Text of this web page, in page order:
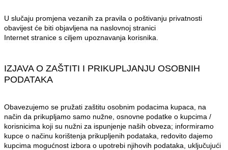
U slučaju promjena vezanih za pravila o poštivanju privatnosti
obavijest će biti objavljena na naslovnoj stranici
Internet stranice s ciljem upoznavanja korisnika.
IZJAVA O ZAŠTITI I PRIKUPLJANJU OSOBNIH
PODATAKA
Obavezujemo se pružati zaštitu osobnim podacima kupaca, na
način da prikupljamo samo nužne, osnovne podatke o kupcima /
korisnicima koji su nužni za ispunjenje naših obveza; informiramo
kupce o načinu korištenja prikupljenih podataka, redovito dajemo
kupcima mogućnost izbora o upotrebi njihovih podataka, uključujući